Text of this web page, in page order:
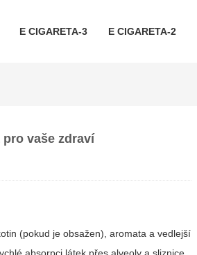
E CIGARETA-3 E CIGARETA-2
vaše zdraví
(pokud je obsažen), aromata a vedlejší